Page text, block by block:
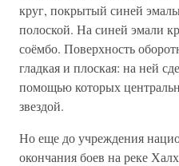
круг, покрытый синей
полоской. На синей эмали
соёмбо. Поверхность
гладкая и плоская: на ней
помощью которых
звездой.
Но еще до учреждения
окончания боев на реке